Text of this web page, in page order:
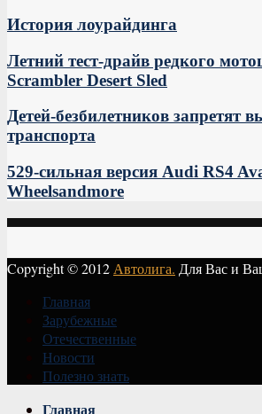
История лоурайдинга
Летний тест-драйв редкого
Scrambler Desert Sled
Детей-безбилетников запретят
транспорта
529-сильная версия Audi RS4
Wheelsandmore
Copyright © 2012 Автолига. Для Вас и
Главная
Зарубежные
Отечественные
Новости
Полезно знать
Главная